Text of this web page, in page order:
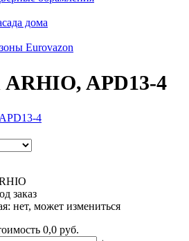
дома
Eurovazon
APD13-4
заказ
нет, может измениться
0,0 руб.